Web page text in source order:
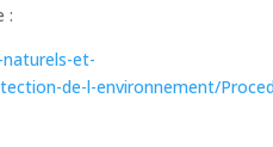
:
et-
de-l-environnement/